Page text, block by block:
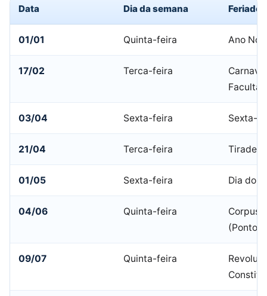
Data Dia da semana Feriado
01/01 Quinta-feira Ano
17/02 Terca-feira
03/04 Sexta-feira Sexta-
21/04 Terca-feira
01/05 Sexta-feira Dia do
04/06 Quinta-feira
Corpus
(Ponto
09/07 Quinta-feira